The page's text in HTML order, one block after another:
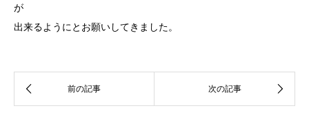
が
出来るようにとお願いしてきました。